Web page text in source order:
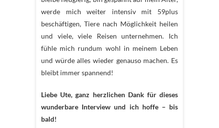
werde mich weiter intensiv mit 59plus
beschäftigen, Tiere nach Möglichkeit heilen
und viele, viele Reisen unternehmen. Ich
fühle mich rundum wohl in meinem Leben
und würde alles wieder genauso machen. Es
bleibt immer spannend!
Liebe Ute, ganz herzlichen Dank für dieses
wunderbare Interview und ich hoffe – bis
bald!